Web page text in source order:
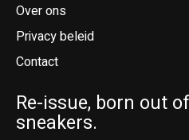
Over ons
Privacy beleid
Contact
Re-issue, born out
sneakers.